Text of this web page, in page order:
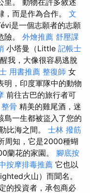
里。 動物在許多敘述
而是作為合作。 文
是一個志願者的志願
險。 外燴推薦 舒壓課
小塔曼（Little 記帳士
我，大像很容易逃脫
用書推薦 整復師 女
明，印度軍隊中的動物
前往古巴的旅行者可
骨 精美的雞尾酒，迷
島一生都被盜入了您的
比海之間。 士林 撥筋
周知，它是2000種蝴
蘭花的家園。 腳底按
按摩排毒推薦 它也以
火山）而聞名。
的投資者，承包商必